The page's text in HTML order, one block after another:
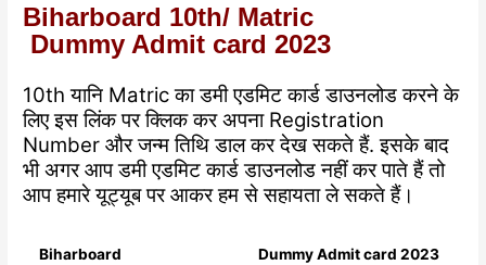
Biharboard 10th/ Matric
Dummy Admit card 2023
10th यानि Matric का डमी एडमिट कार्ड डाउनलोड करने के
लिए इस लिंक पर क्लिक कर अपना Registration
Number और जन्म तिथि डाल कर देख सकते हैं. इसके बाद
भी अगर आप डमी एडमिट कार्ड डाउनलोड नहीं कर पाते हैं तो
आप हमारे यूट्यूब पर आकर हम से सहायता ले सकते हैं।
Biharboard Dummy Admit card 2023